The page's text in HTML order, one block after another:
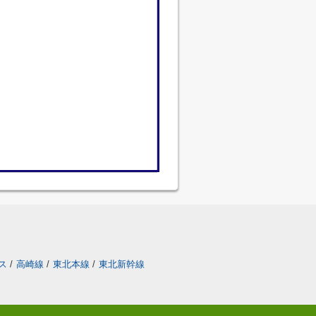
/ 高崎線 / 東北本線 / 東北新幹線